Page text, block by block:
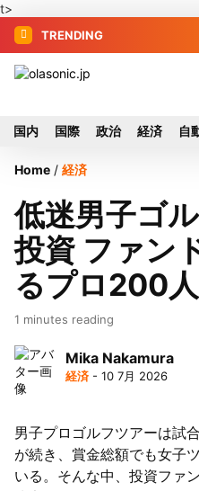
t>
TRENDING
国内 国際 政治 経済 自
Home / 経済
低迷男子ゴ
投資 ファン
るプロ200
1 minutes reading
Mika Nakamura
経済 - 10 7月 2026
男子プロゴルフツアーは試
が続き、賞金総額でも女子
いる。そんな中、投資ファ